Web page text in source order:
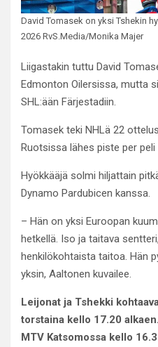
David Tomasek on yksi Tshekin
2026 RvS.Media/Monika Majer
Liigastakin tuttu David
Edmonton Oilersissa, mutta
SHL:ään Färjestadiin.
Tomasek teki NHLä 22
Ruotsissa lähes piste per peli
Hyökkääjä solmi hiljattain
Dynamo Pardubicen kanssa.
– Hän on yksi Euroopan
hetkellä. Iso ja taitava
henkilökohtaista taitoa. Hän
yksin, Aaltonen kuvailee.
Leijonat ja Tshekki
torstaina kello 17.20
MTV Katsomossa kello